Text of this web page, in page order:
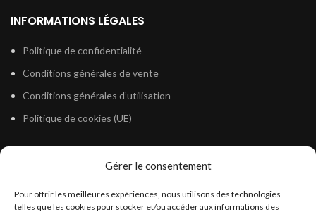
Gérer le consentement
Pour offrir les meilleures expériences, nous utilisons des technologies
telles que les cookies pour stocker et/ou accéder aux informations des
INFORMATIONS LÉGALES
Politique de confidentialité
Conditions générales de vente
Conditions générales d’utilisation
Politique de cookies (UE)
Législation Gasoil Fioul GNR